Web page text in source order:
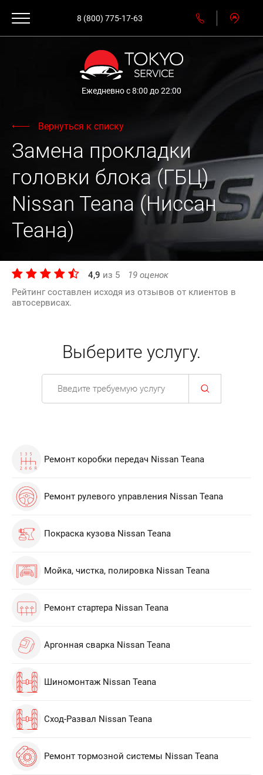
8 (800) 775-17-63
Ежедневно с 8:00 до 22:00
Вернуться к списку
Замена прокладки
головки блока (ГБЦ)
Nissan Teana (Ниссан
Теана)
4,9 из 5 19 оценок
Рейтинг составлен исходя из отзывов от клиентов в
автосервисах.
Выберите услугу.
Ремонт коробки передач Nissan Teana
Ремонт рулевого управления Nissan Teana
Покраска кузова Nissan Teana
Мойка, чистка, полировка Nissan Teana
Ремонт стартера Nissan Teana
Аргонная сварка Nissan Teana
Шиномонтаж Nissan Teana
Сход-Развал Nissan Teana
Ремонт тормозной системы Nissan Teana